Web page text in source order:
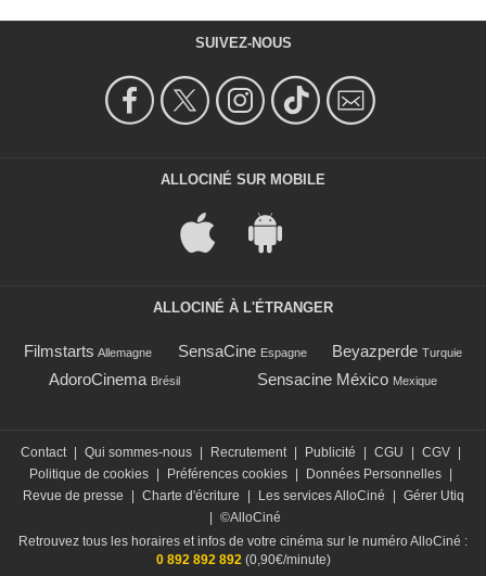
SUIVEZ-NOUS
ALLOCINÉ SUR MOBILE
ALLOCINÉ À L'ÉTRANGER
Filmstarts Allemagne SensaCine Espagne Beyazperde Turquie
AdoroCinema Brésil Sensacine México Mexique
Contact Qui sommes-nous Recrutement Publicité CGU CGV
Politique de cookies
Préférences cookies Données Personnelles
Revue de presse
Charte d'écriture Les services AlloCiné
Gérer Utiq
©AlloCiné
Retrouvez tous les horaires et infos de votre cinéma sur le numéro AlloCiné :
0 892 892 892(0,90€/minute)